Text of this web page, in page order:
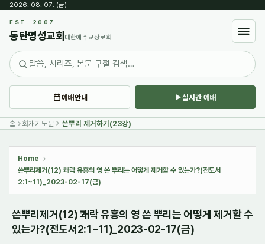
2026. 08. 07. (금) ·
EST. 2007
동탄명성교회 대한예수교장로회
예배안내 실시간 예배
홈 회개기도문 쓴뿌리 제거하기(23강)
Home
쓴뿌리제거(12) 쾌락 유흥의 영 쓴 뿌리는 어떻게 제거할 수 있는가?(전도서
2:1~11)_2023-02-17(금)
쓴뿌리제거(12) 쾌락 유흥의 영 쓴 뿌리는 어떻게 제거할 수
있는가?(전도서2:1~11)_2023-02-17(금)
Sketchbook5, 스케치북5
Sketchbook5, 스케치북5